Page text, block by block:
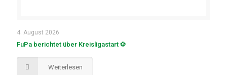
4. August 2026
FuPa berichtet über Kreisligastart ⚽
Weiterlesen